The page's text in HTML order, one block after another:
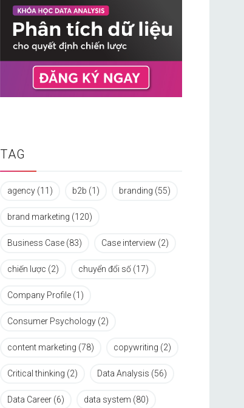
TAG
agency (11) b2b (1) branding (55)
brand marketing (120)
Business Case (83) Case interview (2)
chiến lược (2) chuyển đổi số (17)
Company Profile (1)
Consumer Psychology (2)
content marketing (78) copywriting (2)
Critical thinking (2) Data Analysis (56)
Data Career (6) data system (80)